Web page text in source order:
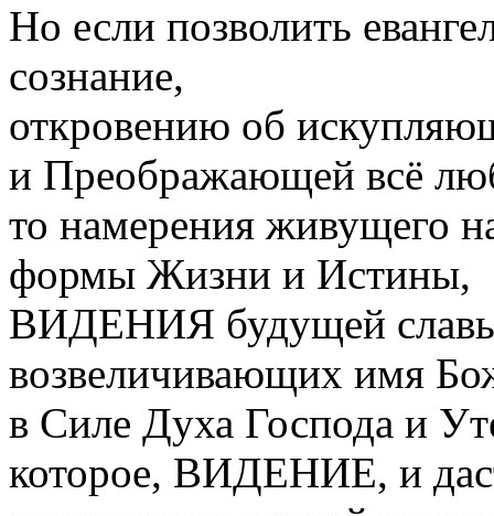
Но если позволить
сознание,
откровению об
и Преображающей всё
то намерения живущего
формы Жизни и Истины,
ВИДЕНИЯ будущей
возвеличивающих имя
в Силе Духа Господа и
которое, ВИДЕНИЕ, и